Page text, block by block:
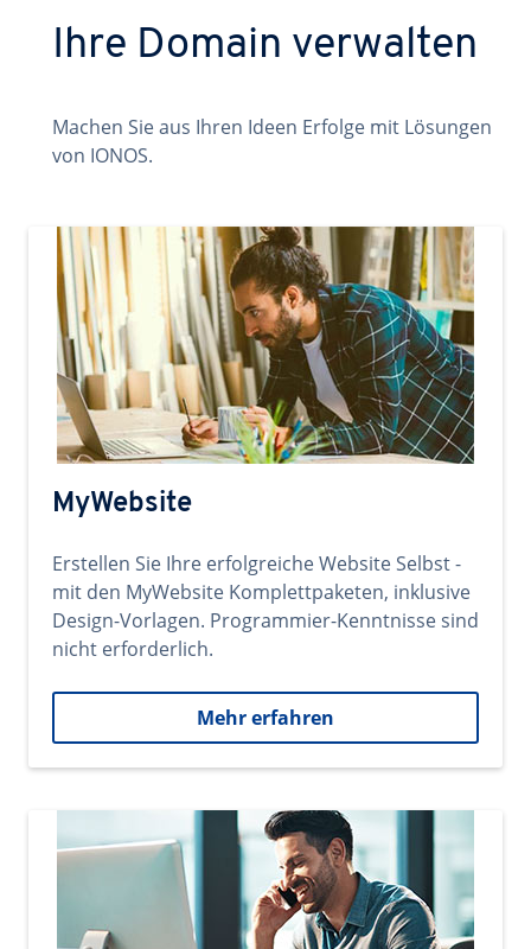
Ihre Domain verwalten
Machen Sie aus Ihren Ideen Erfolge mit Lösungen
von IONOS.
MyWebsite
Erstellen Sie Ihre erfolgreiche Website Selbst -
mit den MyWebsite Komplettpaketen, inklusive
Design-Vorlagen. Programmier-Kenntnisse sind
nicht erforderlich.
Mehr erfahren